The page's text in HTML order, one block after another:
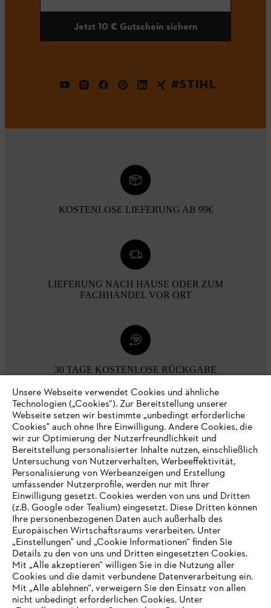
Jetzt 10 € Gutschein sichern
#STIHL
KOSTENLOSE LIEFERUNG AB 99€
LIEFERUNG NACH HAUSE ODER ZUM
FACHHANDEL VOR ORT
30 TAGE KOSTENLOSE RÜCKGABE
Zahlungsmöglichkeiten
Unternehmen
Online Shop
Unsere Webseite verwendet Cookies und ähnliche
Technologien („Cookies“). Zur Bereitstellung unserer
Webseite setzen wir bestimmte „unbedingt erforderliche
Cookies" auch ohne Ihre Einwilligung. Andere Cookies, die
wir zur Optimierung der Nutzerfreundlichkeit und
Bereitstellung personalisierter Inhalte nutzen, einschließlich
Untersuchung von Nutzerverhalten, Werbeeffektivität,
Personalisierung von Werbeanzeigen und Erstellung
umfassender Nutzerprofile, werden nur mit Ihrer
Einwilligung gesetzt. Cookies werden von uns und Dritten
(z.B. Google oder Tealium) eingesetzt. Diese Dritten können
Ihre personenbezogenen Daten auch außerhalb des
Europäischen Wirtschaftsraums verarbeiten. Unter
„Einstellungen" und „Cookie Informationen“ finden Sie
Details zu den von uns und Dritten eingesetzten Cookies.
Mit „Alle akzeptieren“ willigen Sie in die Nutzung aller
Cookies und die damit verbundene Datenverarbeitung ein.
Mit „Alle ablehnen“, verweigern Sie den Einsatz von allen
nicht unbedingt erforderlichen Cookies. Unter